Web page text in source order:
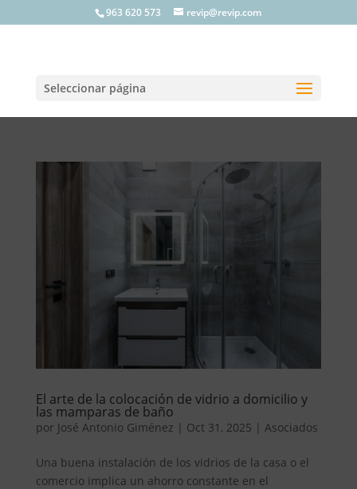
963 620 573 revip@revip.com
Seleccionar página
El arte de la colocación de vidrio a domicilio y
las mamparas de baño
por José Antonio Giménez | Oct 31, 2025 | Asociados
Una buena instalación de los vidrios de la casa o el
comercio implica un ahorro constante en el